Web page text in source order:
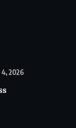
4, 2026